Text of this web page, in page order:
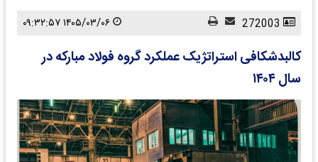
کالبدشکافی استراتژیک عملکرد گروه فولاد مبارکه در
سال ۱۴۰۴